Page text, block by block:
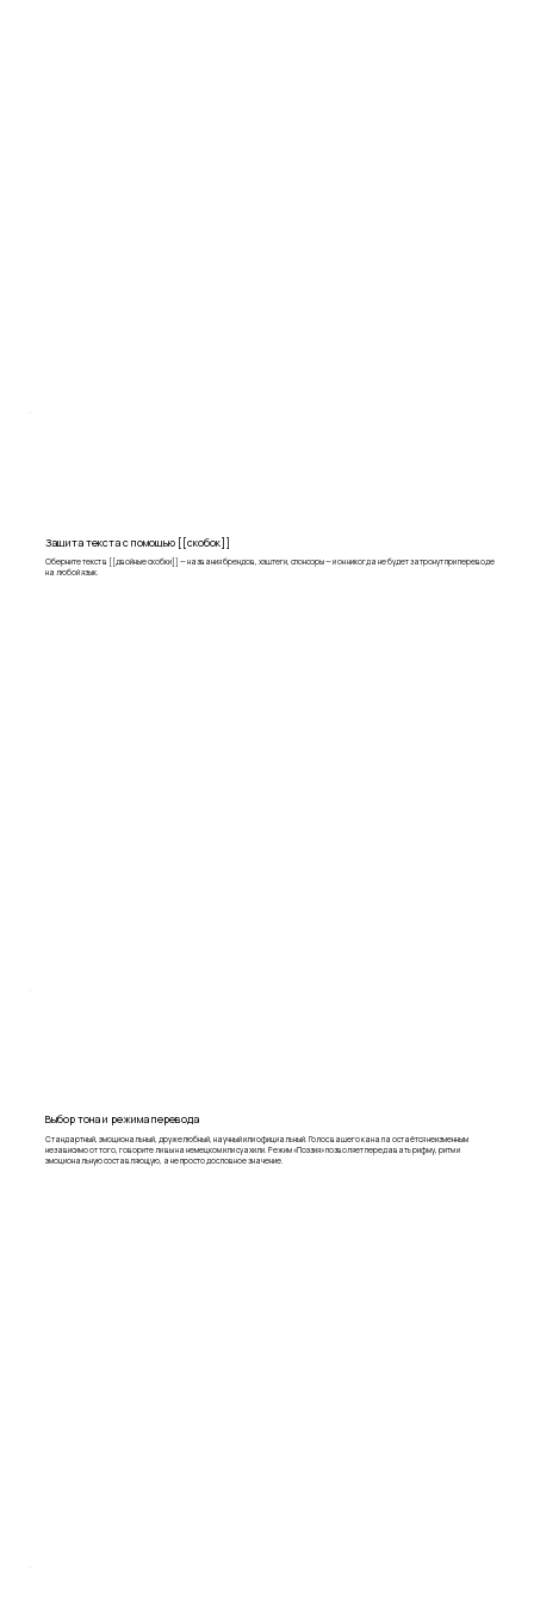
Защита текста с помощью [[скобок]]
Оберните текст в [[двойные скобки]] — названия брендов, хэштеги, спонсоры — и он никогда не будет затронут при переводе
на любой язык.
Выбор тона и режима перевода
Стандартный, эмоциональный, дружелюбный, научный или официальный. Голос вашего канала остаётся неизменным
независимо от того, говорите ли вы на немецком или суахили. Режим «Поэзия» позволяет передавать рифму, ритм и
эмоциональную составляющую, а не просто дословное значение.